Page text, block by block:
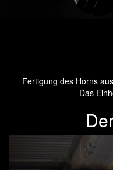
Fertigung des Horns
Das